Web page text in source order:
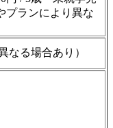
プランにより異な
なる場合あり）